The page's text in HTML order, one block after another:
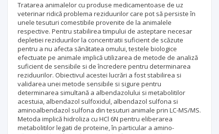
Tratarea animalelor cu produse medicamentoase de uz
veterinar ridică problema reziduurilor care pot să persiste în
unele tesuturi comestibile provenite de la animalele
respective. Pentru stabilirea timpului de asteptare necesar
depletiei reziduurilor la concentratii suficient de scăzute
pentru a nu afecta sănătatea omului, testele biologice
efectuate pe animale implică utilizarea de metode de analiză
suficient de sensibile si de încredere pentru determinarea
reziduurilor. Obiectivul acestei lucrări a fost stabilirea si
validarea unei metode sensibile si sigure pentru
determinarea simultană a albendazolului si metabolitilor
acestuia, albendazol sulfoxidul, albendazol sulfona si
aminoalbendazol sulfona din tesuturi animale prin LC-MS/MS.
Metoda implică hidroliza cu HCl 6N pentru eliberarea
metabolitilor legati de proteine, în particular a amino-